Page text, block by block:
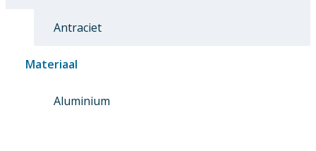
Antraciet
Materiaal
Aluminium